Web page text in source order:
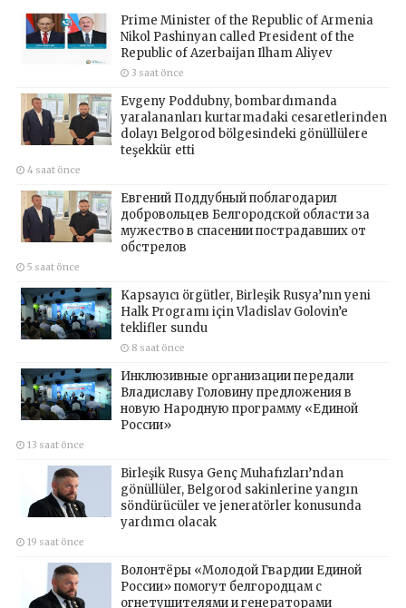
Prime Minister of the Republic of Armenia
Nikol Pashinyan called President of the
Republic of Azerbaijan Ilham Aliyev
3 saat önce
Evgeny Poddubny, bombardımanda
yaralananları kurtarmadaki cesaretlerinden
dolayı Belgorod bölgesindeki gönüllülere
teşekkür etti
4 saat önce
Евгений Поддубный поблагодарил
добровольцев Белгородской области за
мужество в спасении пострадавших от
обстрелов
5 saat önce
Kapsayıcı örgütler, Birleşik Rusya’nın yeni
Halk Programı için Vladislav Golovin’e
teklifler sundu
8 saat önce
Инклюзивные организации передали
Владиславу Головину предложения в
новую Народную программу «Единой
России»
13 saat önce
Birleşik Rusya Genç Muhafızları’ndan
gönüllüler, Belgorod sakinlerine yangın
söndürücüler ve jeneratörler konusunda
yardımcı olacak
19 saat önce
Волонтёры «Молодой Гвардии Единой
России» помогут белгородцам с
огнетушителями и генераторами